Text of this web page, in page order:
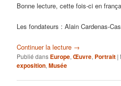
Bonne lecture, cette fois-ci en
Les fondateurs : Alain Cardenas-
Continuer la lecture →
Publié dans Europe,Œuvre, Portrait |
exposition,Musée